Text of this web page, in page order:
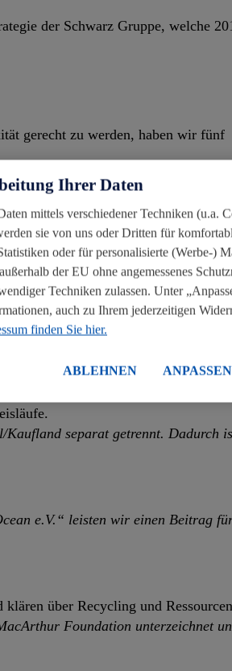
der Schwarz Gruppe, welche
gerecht zu werden, haben wir fünf
Alternative zu den Knotenbeuteln.
schließen Kreisläufe.
erhöhen oder recyceltes
separat getrennt. Dadurch
e.V.“ leisten wir einen Beitrag
über Recycling und
Foundation unterzeichnet
Ihrer Daten
mittels verschiedener Techniken (u.a.
sie von uns oder Dritten für
oder für personalisierte (Werbe-)
der EU ohne angemessenes
Techniken zulassen. Unter
auch zu Ihrem jederzeitigen
finden Sie hier.
ABLEHNEN ANPASSEN